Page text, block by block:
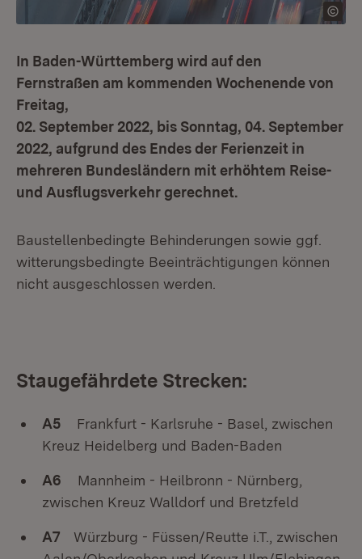
In Baden-Württemberg wird auf den
Fernstraßen am kommenden Wochenende von
Freitag,
02. September 2022, bis Sonntag, 04. September
2022, aufgrund des Endes der Ferienzeit in
mehreren Bundesländern mit erhöhtem Reise-
und Ausflugsverkehr gerechnet.
Baustellenbedingte Behinderungen sowie ggf.
witterungsbedingte Beeinträchtigungen können
nicht ausgeschlossen werden.
Staugefährdete Strecken:
A5 Frankfurt - Karlsruhe - Basel, zwischen
Kreuz Heidelberg und Baden-Baden
A6 Mannheim - Heilbronn - Nürnberg,
zwischen Kreuz Walldorf und Bretzfeld
A7 Würzburg - Füssen/Reutte i.T., zwischen